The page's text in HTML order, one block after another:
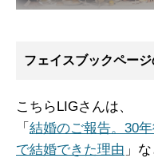
フェイスブックペー
こちらLIGさんは、
「 結婚のご報告。30
で結婚できた理由 」